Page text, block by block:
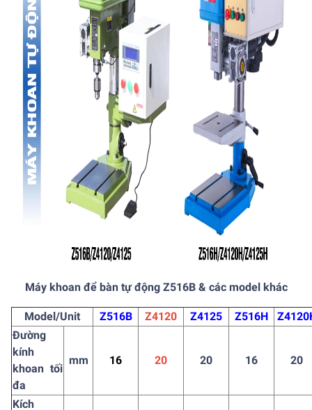
Máy khoan để bàn tự động Z516B & các model khác
Model/Unit Z516B Z4120 Z4125 Z516H
Đường
kính
khoan tối
đa
mm 16 20 20 16 20
Kích